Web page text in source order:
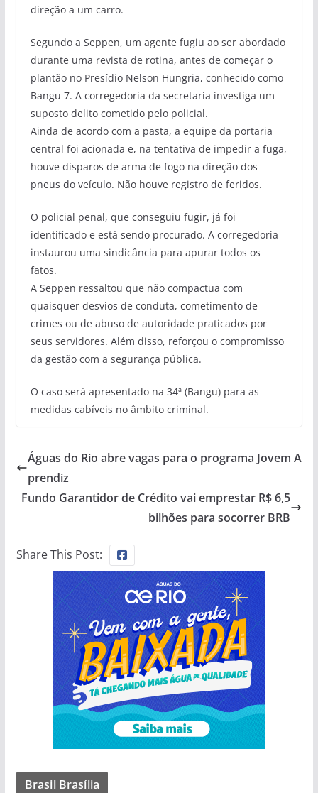
direção a um carro.
Segundo a Seppen, um agente fugiu ao ser abordado
durante uma revista de rotina, antes de começar o
plantão no Presídio Nelson Hungria, conhecido como
Bangu 7. A corregedoria da secretaria investiga um
suposto delito cometido pelo policial.
Ainda de acordo com a pasta, a equipe da portaria
central foi acionada e, na tentativa de impedir a fuga,
houve disparos de arma de fogo na direção dos
pneus do veículo. Não houve registro de feridos.
O policial penal, que conseguiu fugir, já foi
identificado e está sendo procurado. A corregedoria
instaurou uma sindicância para apurar todos os
fatos.
A Seppen ressaltou que não compactua com
quaisquer desvios de conduta, cometimento de
crimes ou de abuso de autoridade praticados por
seus servidores. Além disso, reforçou o compromisso
da gestão com a segurança pública.
O caso será apresentado na 34ª (Bangu) para as
medidas cabíveis no âmbito criminal.
Águas do Rio abre vagas para o programa Jovem A
prendiz
Fundo Garantidor de Crédito vai emprestar R$ 6,5
bilhões para socorrer BRB
Share This Post:
Brasil Brasília